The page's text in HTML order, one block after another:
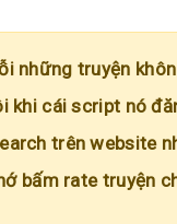
những truyện
khi cái script nó
trên website
bấm rate truyện